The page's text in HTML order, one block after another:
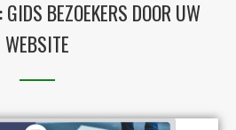
BEZOEKERS DOOR UW
WEBSITE